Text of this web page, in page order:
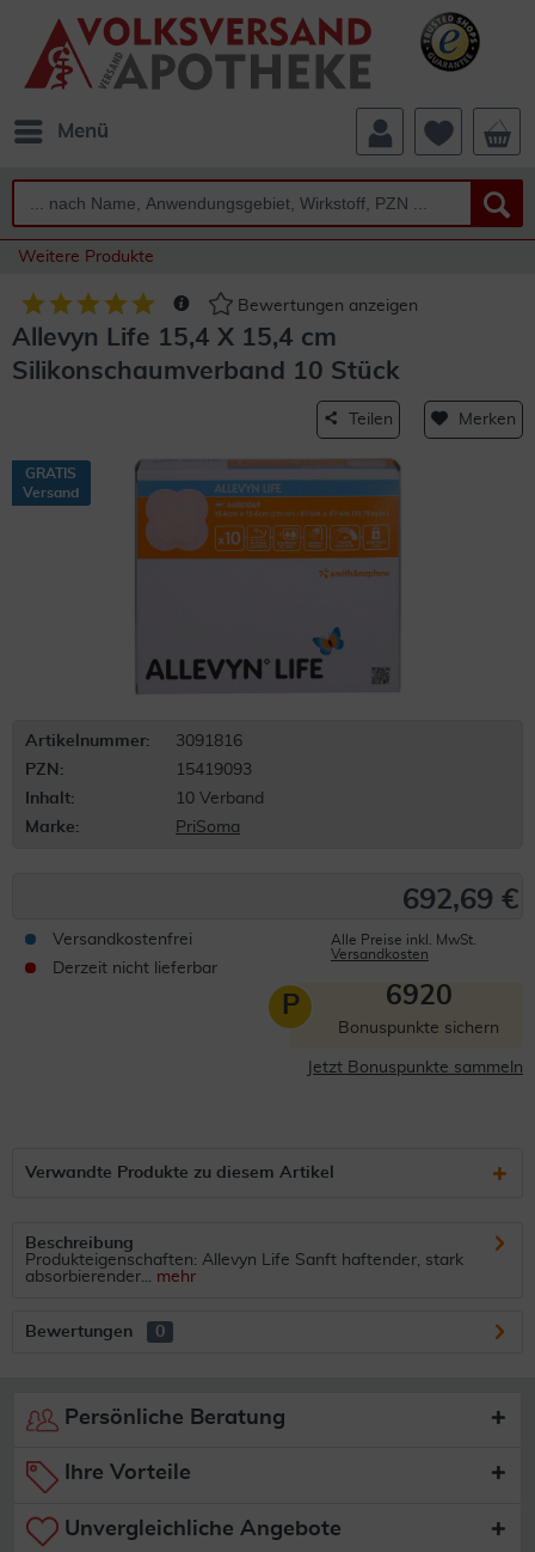
Menü
Weitere Produkte
Bewertungen anzeigen
Allevyn Life 15,4 X 15,4 cm
Silikonschaumverband 10 Stück
Teilen Merken
GRATIS
Versand
Artikelnummer:
3091816
PZN:
15419093
Inhalt:
10 Verband
Marke:
PriSoma
692,69 €
Versandkostenfrei
Derzeit nicht lieferbar
Alle Preise inkl. MwSt.
Versandkosten
P 6920
Bonuspunkte sichern
Jetzt Bonuspunkte sammeln
Verwandte Produkte zu diesem Artikel
Beschreibung
Produkteigenschaften: Allevyn Life Sanft haftender, stark
absorbierender... mehr
Bewertungen 0
Persönliche Beratung
Ihre Vorteile
Unvergleichliche Angebote